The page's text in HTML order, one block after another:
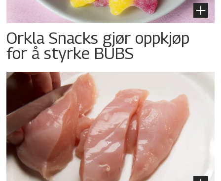
Orkla Snacks gjør oppkjøp
for å styrke BUBS